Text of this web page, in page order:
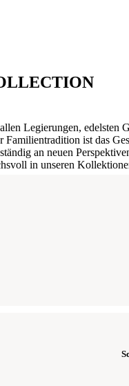
Legierungen, edelsten
ist das
an neuen
in unseren